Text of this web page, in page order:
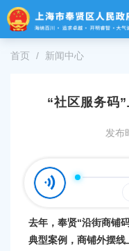
障
碍
首页 新闻中心
“社区服务码
发布
去年， 奉贤“沿街商铺
典型案例， 商铺外摆线